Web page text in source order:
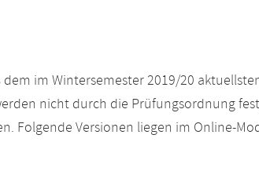
im Wintersemester 2019/20
nicht durch die Prüfungsordnung
Folgende Versionen liegen im Online-